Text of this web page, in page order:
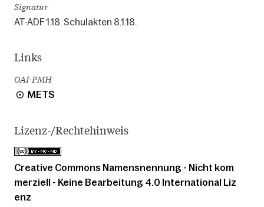
Signatur
AT-ADF 1.18. Schulakten 8.1.18.
Links
OAI-PMH
METS
Lizenz-/Rechtehinweis
Creative Commons Namensnennung - Nicht kom
merziell - Keine Bearbeitung 4.0 International Liz
enz